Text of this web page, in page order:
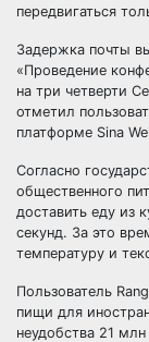
передвигаться
Задержка почты
«Проведение
на три четверти
отметил
платформе Sina
Согласно
общественного
доставить еду из
секунд. За это
температуру и
Пользователь
пищи для
неудобства 21